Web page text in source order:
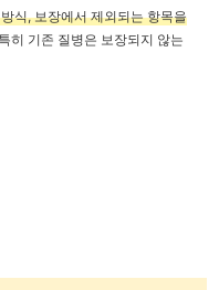
식, 보장에서 제외되는 항목을
특히 기존 질병은 보장되지 않는